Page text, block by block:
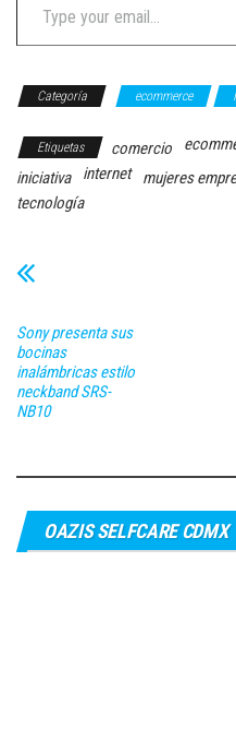
Categoría ecommerce
Etiquetas comercio
iniciativa
internet mujeres
tecnología
Sony presenta sus
bocinas
inalámbricas estilo
neckband SRS-
NB10
OAZIS SELFCARE CDMX